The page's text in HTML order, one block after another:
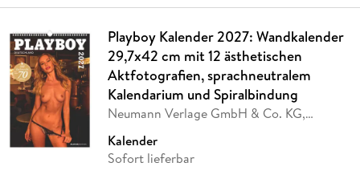
Playboy Kalender 2027: Wandkalender
29,7x42 cm mit 12 ästhetischen
Aktfotografien, sprachneutralem
Kalendarium und Spiralbindung
Neumann Verlage GmbH & Co. KG,
Kalender
Sofort lieferbar